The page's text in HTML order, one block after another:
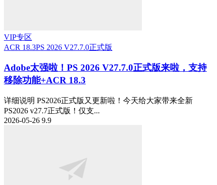
VIP专区
ACR 18.3PS 2026 V27.7.0正式版
Adobe太强啦！PS 2026 V27.7.0正式版来啦，支持
移除功能+ACR 18.3
详细说明 PS2026正式版又更新啦！今天给大家带来全新
PS2026 v27.7正式版！仅支...
2026-05-26 9.9